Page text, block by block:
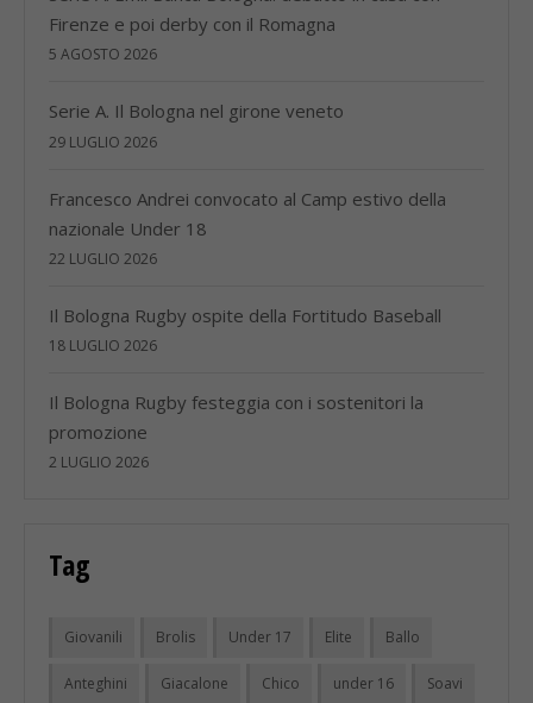
Firenze e poi derby con il Romagna
5 AGOSTO 2026
Serie A. Il Bologna nel girone veneto
29 LUGLIO 2026
Francesco Andrei convocato al Camp estivo della
nazionale Under 18
22 LUGLIO 2026
Il Bologna Rugby ospite della Fortitudo Baseball
18 LUGLIO 2026
Il Bologna Rugby festeggia con i sostenitori la
promozione
2 LUGLIO 2026
Tag
Giovanili Brolis Under 17 Elite Ballo
Anteghini Giacalone Chico under 16 Soavi